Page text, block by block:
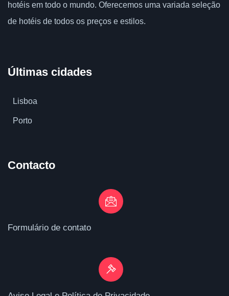
hotéis em todo o mundo. Oferecemos uma variada seleção
de hotéis de todos os preços e estilos.
Últimas cidades
Lisboa
Porto
Contacto
Formulário de contato